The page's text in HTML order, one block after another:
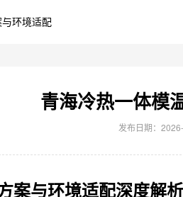
环境适配
青海冷热一体模
发布日期：
案与环境适配深度解析